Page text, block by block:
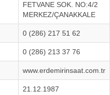
FETVANE SOK. NO:4/2
MERKEZ/ÇANAKKALE
0 (286) 217 51 62
0 (286) 213 37 76
www.erdemirinsaat.com.tr
21.12.1987